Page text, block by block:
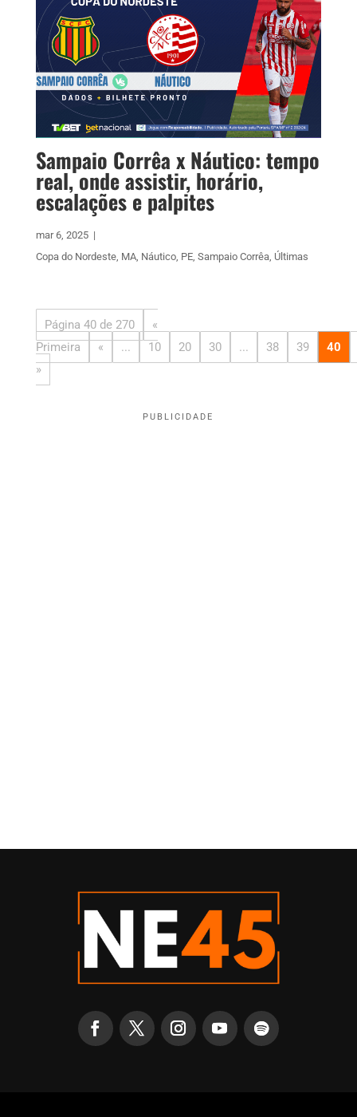
Sampaio Corrêa x Náutico: tempo
real, onde assistir, horário,
escalações e palpites
mar 6, 2025 |
Copa do Nordeste, MA, Náutico, PE, Sampaio Corrêa, Últimas
Página 40 de 270
«
Primeira
« ... 10 20 30 ... 38 39
40
»
PUBLICIDADE